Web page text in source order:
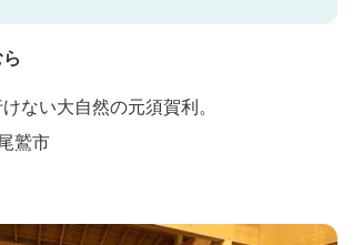
ない大自然の元須賀利。
鷲市